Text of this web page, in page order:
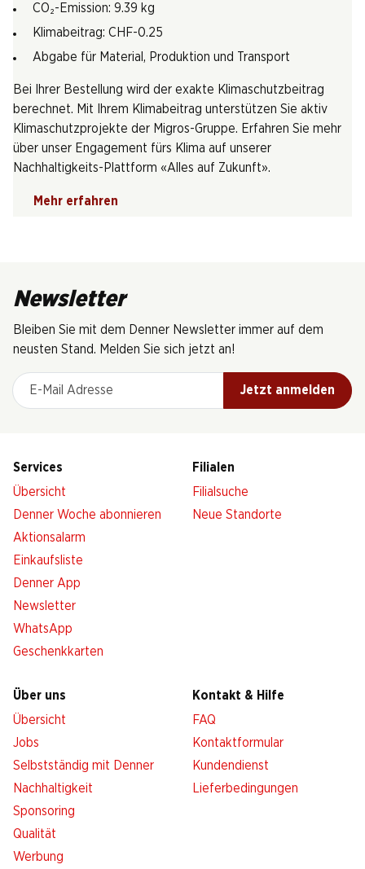
CO₂-Emission: 9.39 kg
Klimabeitrag: CHF-0.25
Abgabe für Material, Produktion und Transport
Bei Ihrer Bestellung wird der exakte Klimaschutzbeitrag
berechnet. Mit Ihrem Klimabeitrag unterstützen Sie aktiv
Klimaschutzprojekte der Migros-Gruppe. Erfahren Sie mehr
über unser Engagement fürs Klima auf unserer
Nachhaltigkeits-Plattform «Alles auf Zukunft».
Mehr erfahren
Newsletter
Bleiben Sie mit dem Denner Newsletter immer auf dem
neusten Stand. Melden Sie sich jetzt an!
E-Mail Adresse
Jetzt anmelden
Services
Übersicht
Denner Woche abonnieren
Aktionsalarm
Einkaufsliste
Denner App
Newsletter
WhatsApp
Geschenkkarten
Filialen
Filialsuche
Neue Standorte
Über uns
Übersicht
Jobs
Selbstständig mit Denner
Nachhaltigkeit
Sponsoring
Qualität
Werbung
Kontakt & Hilfe
FAQ
Kontaktformular
Kundendienst
Lieferbedingungen